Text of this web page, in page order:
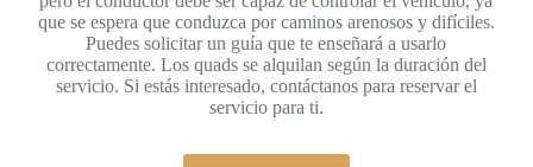
que se espera que conduzca por caminos arenosos y difíciles.
Puedes solicitar un guía que te enseñará a usarlo
correctamente. Los quads se alquilan según la duración del
servicio. Si estás interesado, contáctanos para reservar el
servicio para ti.